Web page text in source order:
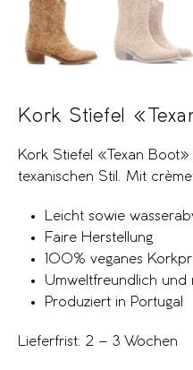
Kork Stiefel
Kork Stiefel «Texan
texanischen Stil. Mit
Leicht sowie
Faire Herstellung
100% veganes
Umweltfreundlich und
Produziert in Portugal
Lieferfrist: 2 – 3 Wochen